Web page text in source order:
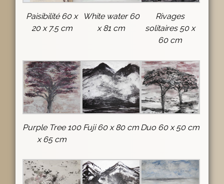
Paisibilité 60 x
20 x 7.5 cm
White water 60
x 81 cm
Rivages
solitaires 50 x
60 cm
Purple Tree 100
x 65 cm
Fuji 60 x 80 cm Duo 60 x 50 cm